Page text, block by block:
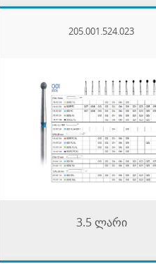
205.001.524.023
3.5 ლარი